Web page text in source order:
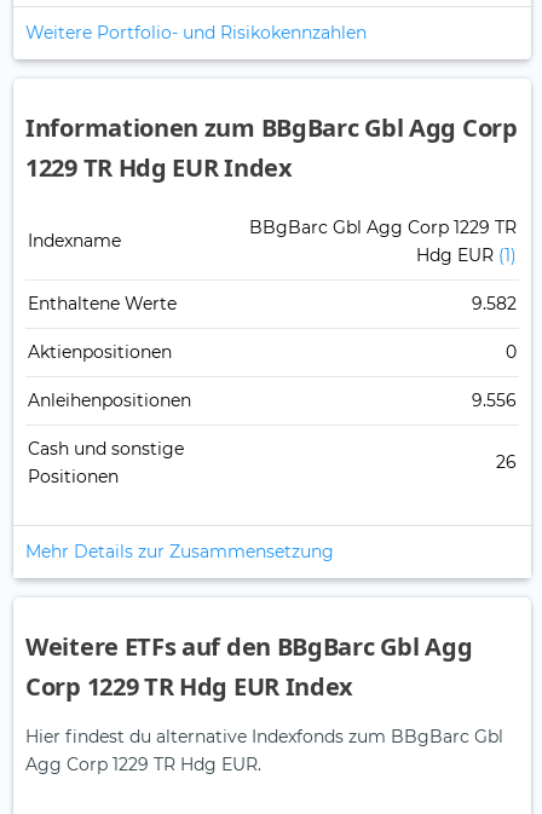
Weitere Portfolio- und Risikokennzahlen
Informationen zum BBgBarc Gbl Agg Corp
1229 TR Hdg EUR Index
Indexname
BBgBarc Gbl Agg Corp 1229 TR
Hdg EUR (1)
Enthaltene Werte 9.582
Aktienpositionen 0
Anleihenpositionen 9.556
Cash und sonstige
Positionen
26
Mehr Details zur Zusammensetzung
Weitere ETFs auf den BBgBarc Gbl Agg
Corp 1229 TR Hdg EUR Index
Hier findest du alternative Indexfonds zum BBgBarc Gbl
Agg Corp 1229 TR Hdg EUR.